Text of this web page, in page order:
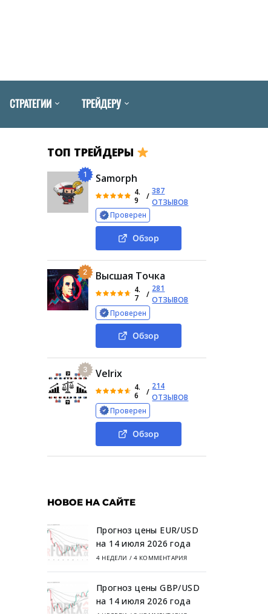
СТРАТЕГИИ ТРЕЙДЕРУ
ТОП ТРЕЙДЕРЫ
1 Samorph
4.
9
/
387
ОТЗЫВОВ
Проверен
Обзор
2 Высшая Точка
4.
7
/
281
ОТЗЫВОВ
Проверен
Обзор
3 Velrix
4.
6
/
214
ОТЗЫВОВ
Проверен
Обзор
НОВОЕ НА САЙТЕ
Прогноз цены EUR/USD
на 14 июля 2026 года
4 НЕДЕЛИ / 4 КОММЕНТАРИЯ
Прогноз цены GBP/USD
на 14 июля 2026 года